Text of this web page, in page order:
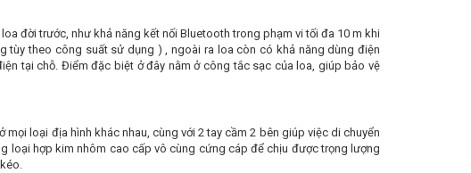
đời trước, như khả năng kết nối Bluetooth trong phạm vi tối đa 10 m khi
tùy theo công suất sử dụng ) , ngoài ra loa còn có khả năng dùng điện
tại chỗ. Điểm đặc biệt ở đây nằm ở công tắc sạc của loa, giúp bảo vệ
loại địa hình khác nhau, cùng với 2 tay cầm 2 bên giúp việc di chuyển
loại hợp kim nhôm cao cấp vô cùng cứng cáp để chịu được trọng lượng